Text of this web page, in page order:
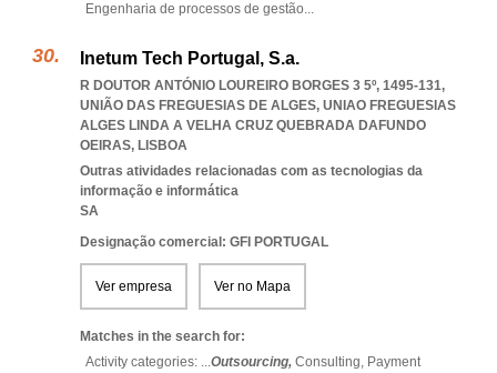
Engenharia de processos de gestão...
Inetum Tech Portugal, S.a.
R DOUTOR ANTÓNIO LOUREIRO BORGES 3 5º, 1495-131,
UNIÃO DAS FREGUESIAS DE ALGES, UNIAO FREGUESIAS
ALGES LINDA A VELHA CRUZ QUEBRADA DAFUNDO
OEIRAS, LISBOA
Outras atividades relacionadas com as tecnologias da
informação e informática
SA
Designação comercial: GFI PORTUGAL
Ver empresa Ver no Mapa
Matches in the search for:
Activity categories: ...Outsourcing, Consulting, Payment